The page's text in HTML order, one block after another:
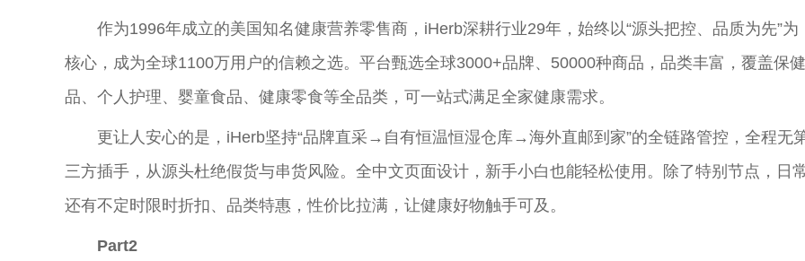
作为1996年成立的美国知名健康营养零售商，iHerb深耕行业29年，始终以“源头把控、品质为先”为
核心，成为全球1100万用户的信赖之选。 平台甄选全球3000+品牌、50000种商品，品类丰富，覆盖保健
品、个人护理、婴童食品、健康零食等全品类，可一站式满足全家健康需求。
更让人安心的是，iHerb坚持“品牌直采→自有恒温恒湿仓库→海外直邮到家”的全链路管控，全程无
三方插手，从源头杜绝假货与串货风险。全中文页面设计，新手小白也能轻松使用。除了特别节点，日
还有不定时限时折扣、品类特惠，性价比拉满，让健康好物触手可及。
Part2